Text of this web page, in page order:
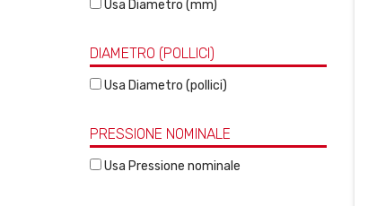
Usa Diametro (mm)
DIAMETRO (POLLICI)
Usa Diametro (pollici)
PRESSIONE NOMINALE
Usa Pressione nominale